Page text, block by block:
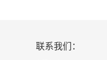
联系我们：